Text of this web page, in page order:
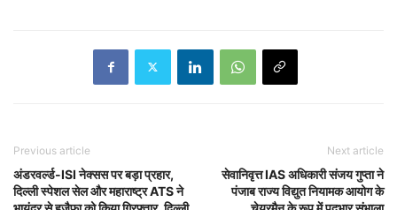
Previous article
अंडरवर्ल्ड-ISI नेक्सस पर बड़ा प्रहार,
दिल्ली स्पेशल सेल और महाराष्ट्र ATS ने
Next article
सेवानिवृत्त IAS अधिकारी संजय गुप्ता ने
पंजाब राज्य विद्युत नियामक आयोग के